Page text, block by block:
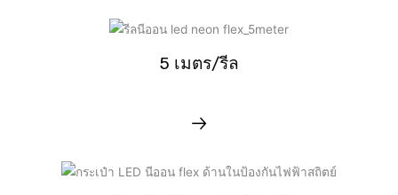
5 เมตร/รีล